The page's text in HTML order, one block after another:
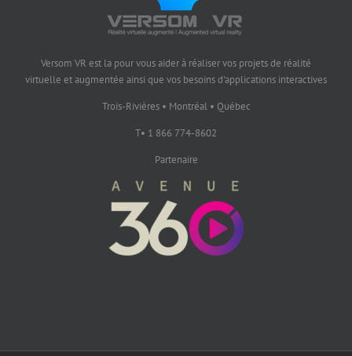
Versom VR est la pour vous aider à réaliser vos projets de réalité
virtuelle et augmentée ainsi que vos besoins d'applications interactives
Trois-Rivières • Montréal • Québec
T• 1 866 774-8602
Partenaire